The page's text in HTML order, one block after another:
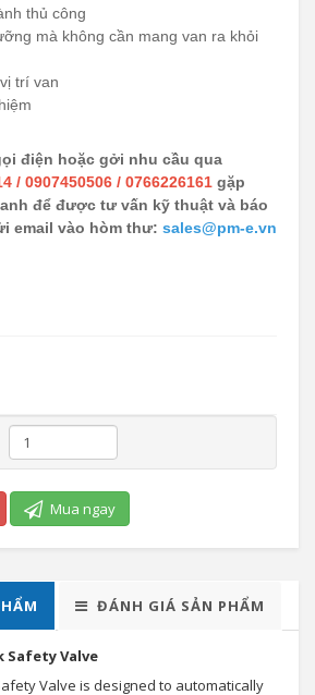
thủ công
mà không cần mang van ra khỏi
trí van
điện hoặc gởi nhu cầu qua
/ 0907450506 / 0766226161 gặp
để được tư vấn kỹ thuật và báo
email vào hòm thư: sales@pm-e.vn
Mua ngay
ĐÁNH GIÁ SẢN PHẨM
Safety Valve
Valve is designed to automatically